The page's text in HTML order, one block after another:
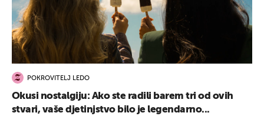
POKROVITELJ LEDO
Okusi nostalgiju: Ako ste radili barem tri od ovih
stvari, vaše djetinjstvo bilo je legendarno...